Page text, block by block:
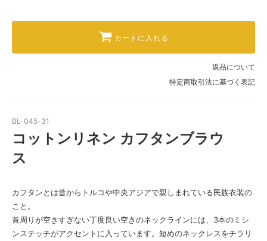
カートに入れる
返品について
特定商取引法に基づく表記
BL-045-31
コットンリネン カフタンブラウ
ス
カフタンとは昔からトルコや中央アジアで親しまれている民族衣装の
こと。
首周りが空きすぎない丁度良い空きのネックラインには、3本のミシ
ンステッチがアクセントに入っています。短めのネックレスをチラリ